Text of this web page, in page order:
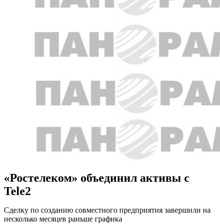
«Ростелеком» объединил активы с
Tele2
Сделку по созданию совместного предприятия завершили на
несколько месяцев раньше графика